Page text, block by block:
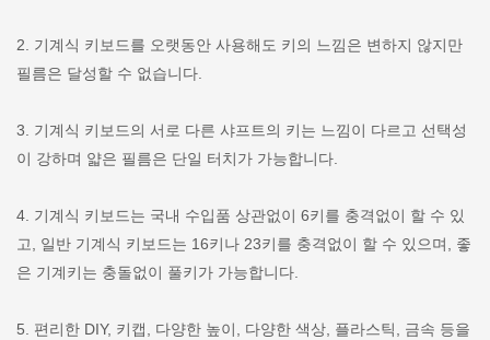
2. 기계식 키보드를 오랫동안 사용해도 키의 느낌은 변하지 않지만
필름은 달성할 수 없습니다.
3. 기계식 키보드의 서로 다른 샤프트의 키는 느낌이 다르고 선택성
이 강하며 얇은 필름은 단일 터치가 가능합니다.
4. 기계식 키보드는 국내 수입품 상관없이 6키를 충격없이 할 수 있
고, 일반 기계식 키보드는 16키나 23키를 충격없이 할 수 있으며, 좋
은 기계키는 충돌없이 풀키가 가능합니다.
5. 편리한 DIY, 키캡, 다양한 높이, 다양한 색상, 플라스틱, 금속 등을